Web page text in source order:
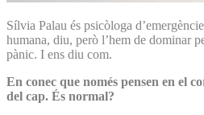
Sílvia Palau és psicòloga
humana, diu, però l’hem de dominar
pànic. I ens diu com.
En conec que només pensen en el
del cap. És normal?